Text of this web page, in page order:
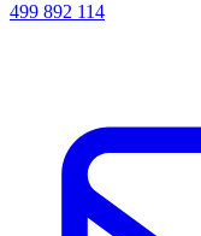
499 892 114